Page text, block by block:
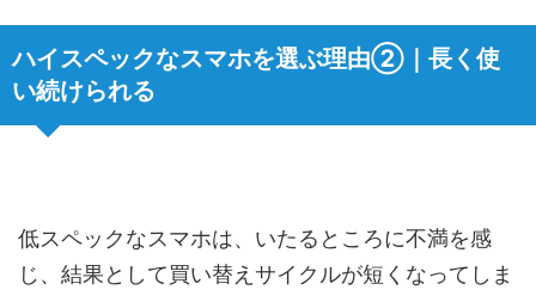
ハイスペックなスマホを選ぶ理由②｜長く使
い続けられる
低スペックなスマホは、いたるところに不満を感
じ、結果として買い替えサイクルが短くなってしま